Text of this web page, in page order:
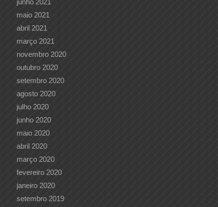
junho 2021
maio 2021
abril 2021
março 2021
novembro 2020
outubro 2020
setembro 2020
agosto 2020
julho 2020
junho 2020
maio 2020
abril 2020
março 2020
fevereiro 2020
janeiro 2020
setembro 2019